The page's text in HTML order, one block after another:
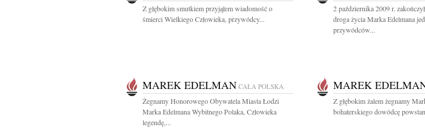
Z głębokim smutkiem przyjąłem wiadomość o
śmierci Wielkiego Człowieka, przywódcy...
2 października 2009 r.
droga życia Marka Edelmana
przywódców...
MAREK EDELMAN CAŁA POLSKA
Żegnamy Honorowego Obywatela Miasta Łodzi
Marka Edelmana Wybitnego Polaka, Człowieka
legendę,...
MAREK
Z głębokim żalem żegnamy
bohaterskiego dowódcę